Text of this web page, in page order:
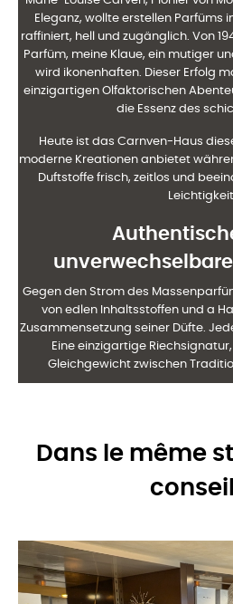
Eleganz, wollte erstellen Parfüms
raffiniert, hell und zugänglich. Von
Parfüm, meine Klaue, ein mutiger
wird ikonenhaften. Dieser Erfolg
einzigartigen Olfaktorischen
die Essenz des
Heute ist das Carnven-Haus
moderne Kreationen anbietet
Duftstoffe frisch, zeitlos und
Gegen den Strom des
von edlen Inhaltsstoffen und a
Zusammensetzung seiner Düfte.
Eine einzigartige
Gleichgewicht zwischen
Dans le même